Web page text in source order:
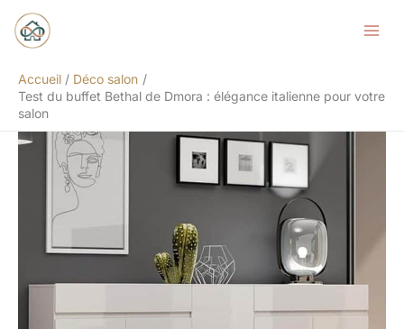
Accueil
Déco salon
Test du buffet Bethal de Dmora : élégance italienne pour votre
salon
Rechercher